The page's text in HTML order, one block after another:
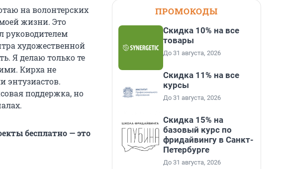
на волонтерских
жизни. Это
руководителем
художественной
Я делаю только те
Кирха не
энтузиастов.
поддержка, но
бесплатно — это
ПРОМОКОДЫ
Скидка 10% на все
товары
До 31 августа, 2026
Скидка 11% на все
курсы
До 31 августа, 2026
Скидка 15% на
базовый курс по
фридайвингу в Санкт-
Петербурге
До 31 августа, 2026